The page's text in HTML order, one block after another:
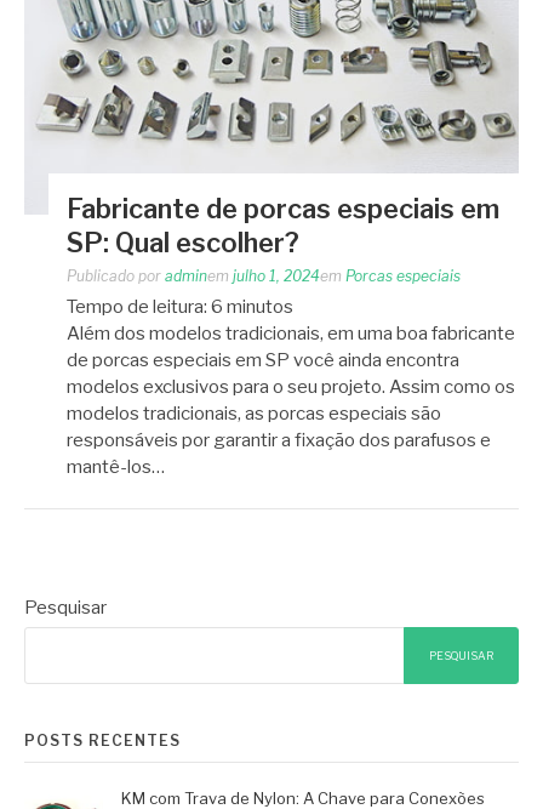
Fabricante de porcas especiais em
SP: Qual escolher?
Publicado por adminem julho 1, 2024em Porcas especiais
Tempo de leitura: 6 minutos
Além dos modelos tradicionais, em uma boa fabricante
de porcas especiais em SP você ainda encontra
modelos exclusivos para o seu projeto. Assim como os
modelos tradicionais, as porcas especiais são
responsáveis por garantir a fixação dos parafusos e
mantê-los…
Pesquisar
PESQUISAR
POSTS RECENTES
KM com Trava de Nylon: A Chave para Conexões